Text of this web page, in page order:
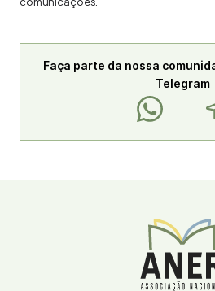
Faça parte da nossa
Telegram